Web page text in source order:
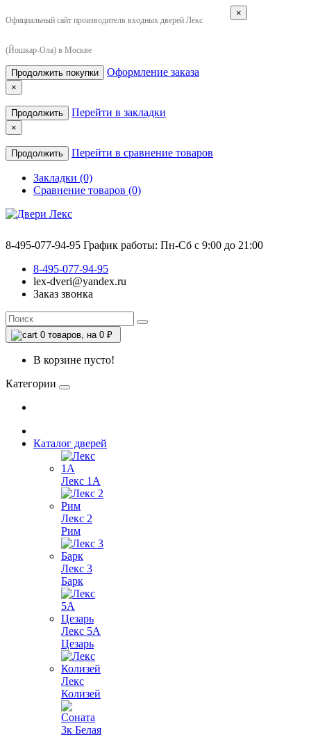
Официальный сайт производителя входных дверей Лекс
(Йошкар-Ола) в Москве
×
Продолжить покупки Оформление заказа
×
Продолжить Перейти в закладки
×
Продолжить Перейти в сравнение товаров
Закладки (0)
Сравнение товаров (0)
8-495-077-94-95 График работы: Пн-Сб с 9:00 до 21:00
8-495-077-94-95
lex-dveri@yandex.ru
Заказ звонка
0 товаров, на 0 ₽
В корзине пусто!
Категории
Каталог дверей
Лекс 1А
Лекс 2
Рим
Лекс 3
Барк
Лекс 5А
Цезарь
Лекс
Колизей